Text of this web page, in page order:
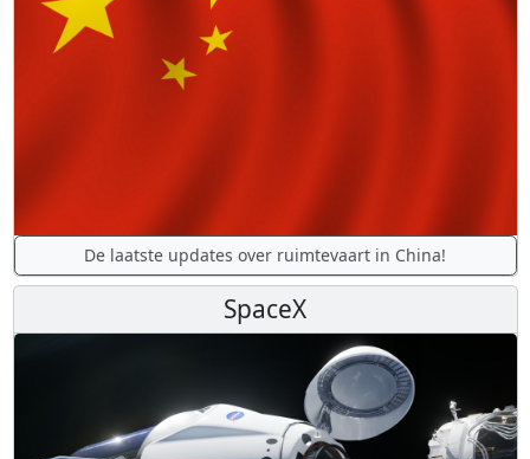
De laatste updates over ruimtevaart in China!
SpaceX